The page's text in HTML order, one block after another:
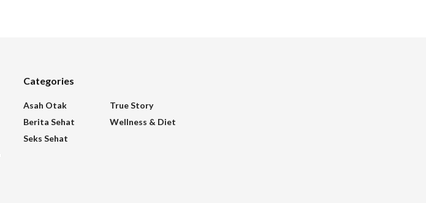
Categories
Asah Otak
Berita Sehat
Seks Sehat
True Story
Wellness & Diet